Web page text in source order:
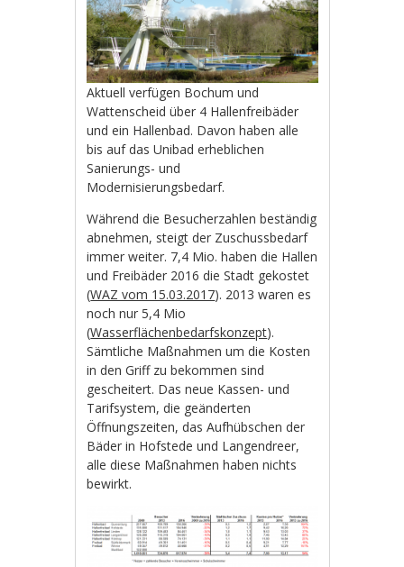
Aktuell verfügen Bochum und
Wattenscheid über 4 Hallenfreibäder
und ein Hallenbad. Davon haben alle
bis auf das Unibad erheblichen
Sanierungs- und
Modernisierungsbedarf.
Während die Besucherzahlen beständig
abnehmen, steigt der Zuschussbedarf
immer weiter. 7,4 Mio. haben die Hallen
und Freibäder 2016 die Stadt gekostet
(WAZ vom 15.03.2017). 2013 waren es
noch nur 5,4 Mio
(Wasserflächenbedarfskonzept).
Sämtliche Maßnahmen um die Kosten
in den Griff zu bekommen sind
gescheitert. Das neue Kassen- und
Tarifsystem, die geänderten
Öffnungszeiten, das Aufhübschen der
Bäder in Hofstede und Langendreer,
alle diese Maßnahmen haben nichts
bewirkt.